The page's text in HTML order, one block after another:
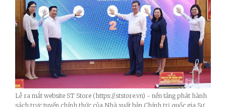
Lễ ra mắt website ST Store (https://ststore.vn) - nền tảng phát hành
sách trực tuyến chính thức của Nhà xuất bản Chính trị quốc gia Sự